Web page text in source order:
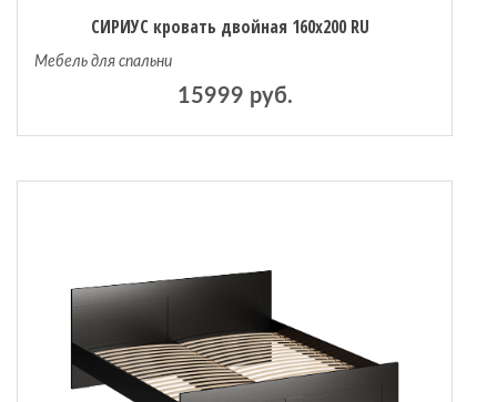
СИРИУС кровать двойная 160х200 RU
Мебель для спальни
15999 руб.